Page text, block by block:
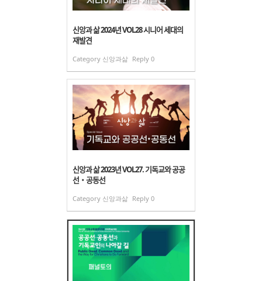
신앙과 삶 2024년 VOL28 시니어 세대의
재발견
Category 신앙과삶 Reply 0
신앙과 삶 2023년 VOL27. 기독교와 공공
선・공동선
Category 신앙과삶 Reply 0